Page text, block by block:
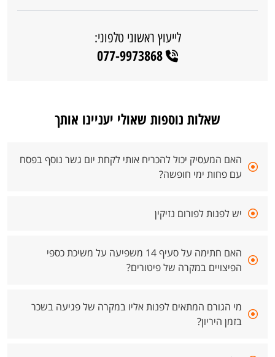
לייעוץ ראשוני טלפוני:
077-9973868
שאלות נוספות שאולי יעניינו אותך
האם המעסיק יכול להכריח אותי לקחת יום גשר נוסף בפסח
עם פחות ימי חופשה?
יש לפנות לפורום נזיקין
האם חתימה על סעיף 14 משפיעה על משיכת כספי
הפיצויים במקרה של פיטורים?
מי הגורם המתאים לפנות אליו במקרה של פגיעה בשכר
בזמן היריון?